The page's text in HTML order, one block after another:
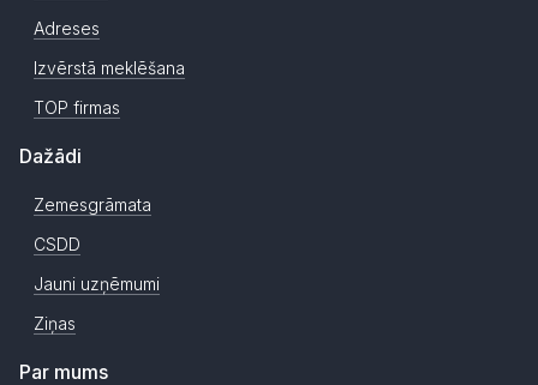
Adreses
Izvērstā meklēšana
TOP firmas
Dažādi
Zemesgrāmata
CSDD
Jauni uzņēmumi
Ziņas
Par mums